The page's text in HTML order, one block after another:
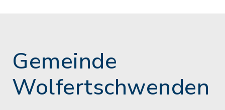
Gemeinde
Wolfertschwenden